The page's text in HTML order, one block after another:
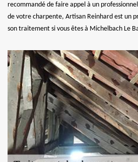
recommandé de faire appel à un
de votre charpente, Artisan Reinhard est un
son traitement si vous êtes à Michelbach Le